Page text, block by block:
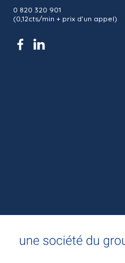
0 820 320 901
(0,12cts/min + prix d’un appel)